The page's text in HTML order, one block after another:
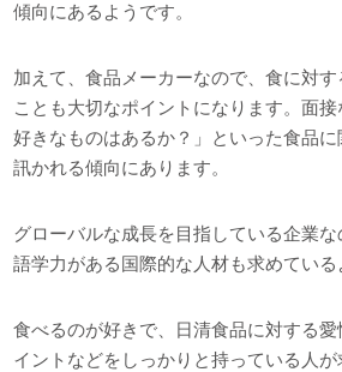
傾向にあるようです。
加えて、食品メーカーなので、食に対す
ことも大切なポイントになります。面
好きなものはあるか？」といった食品
訊かれる傾向にあります。
グローバルな成長を目指している企業
語学力がある国際的な人材も求めている
食べるのが好きで、日清食品に対する
イントなどをしっかりと持っている人が